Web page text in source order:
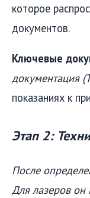
которое
документов.
Ключевые
документация
показаниях к
Этап 2:
После
Для лазеров он